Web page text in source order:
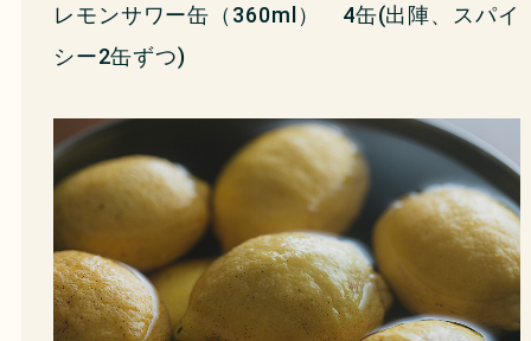
レモンサワー缶（360ml） 4缶(出陣、スパイ
シー2缶ずつ)